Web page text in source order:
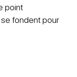
point
fondent pour